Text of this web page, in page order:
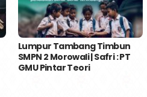
Lumpur Tambang Timbun
SMPN 2 Morowali | Safri : PT
GMU Pintar Teori